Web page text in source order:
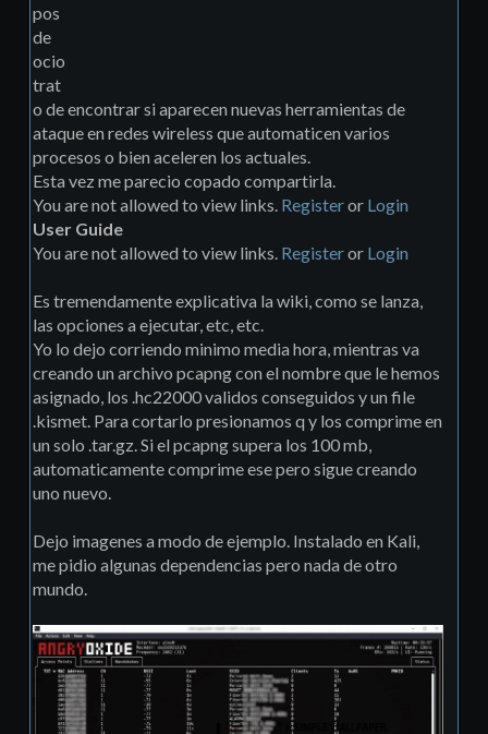
pos
de
ocio
trat
o de encontrar si aparecen nuevas herramientas de
ataque en redes wireless que automaticen varios
procesos o bien aceleren los actuales.
Esta vez me parecio copado compartirla.
You are not allowed to view links. Registeror Login
User Guide
You are not allowed to view links. Registeror Login
Es tremendamente explicativa la wiki, como se lanza,
las opciones a ejecutar, etc, etc.
Yo lo dejo corriendo minimo media hora, mientras va
creando un archivo pcapng con el nombre que le hemos
asignado, los .hc22000 validos conseguidos y un file
.kismet. Para cortarlo presionamos q y los comprime en
un solo .tar.gz. Si el pcapng supera los 100 mb,
automaticamente comprime ese pero sigue creando
uno nuevo.
Dejo imagenes a modo de ejemplo. Instalado en Kali,
me pidio algunas dependencias pero nada de otro
mundo.